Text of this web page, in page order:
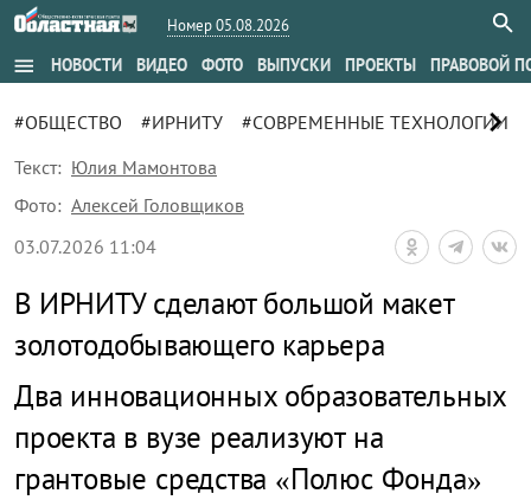
Номер 05.08.2026
menu НОВОСТИ ВИДЕО ФОТО ВЫПУСКИ ПРОЕКТЫ ПРАВОВОЙ
#ОБЩЕСТВО #ИРНИТУ #СОВРЕМЕННЫЕ ТЕХНОЛОГИИ
chevron_right
Текст: Юлия Мамонтова
Фото: Алексей Головщиков
03.07.2026 11:04
В ИРНИТУ сделают большой макет
золотодобывающего карьера
Два инновационных образовательных
проекта в вузе реализуют на
грантовые средства «Полюс Фонда»